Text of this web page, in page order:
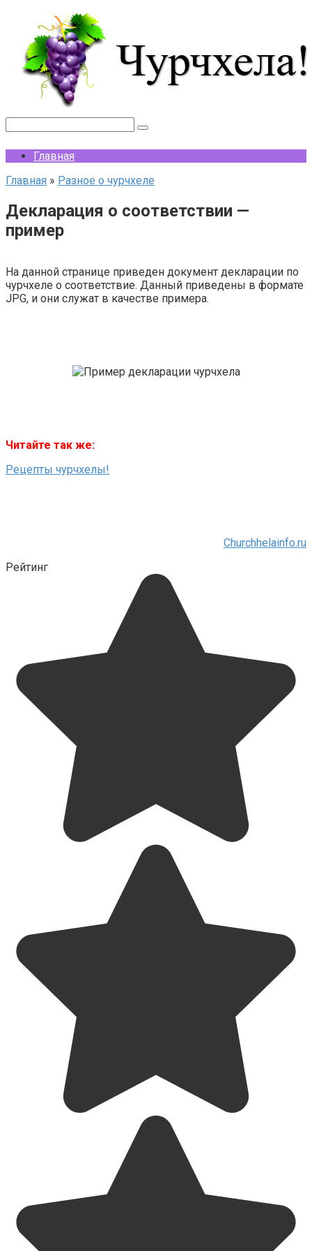
контенту
Главная
Главная » Разное о чурчхеле
Декларация о соответствии —
пример
На данной странице приведен документ декларации по
чурчхеле о соответствие. Данный приведены в формате
JPG, и они служат в качестве примера.
Читайте так же:
Рецепты чурчхелы!
Churchhelainfo.ru
Рейтинг